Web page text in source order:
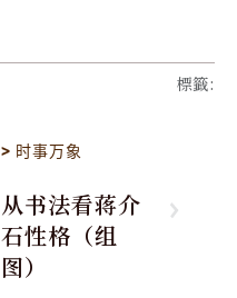
標籤:
> 时事万象
从书法看蒋介
石性格（组
图）